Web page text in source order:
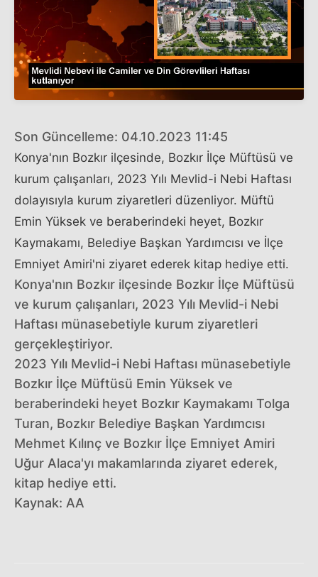
Son Güncelleme: 04.10.2023 11:45
Konya'nın Bozkır ilçesinde, Bozkır İlçe Müftüsü ve
kurum çalışanları, 2023 Yılı Mevlid-i Nebi Haftası
dolayısıyla kurum ziyaretleri düzenliyor. Müftü
Emin Yüksek ve beraberindeki heyet, Bozkır
Kaymakamı, Belediye Başkan Yardımcısı ve İlçe
Emniyet Amiri'ni ziyaret ederek kitap hediye etti.
Konya'nın Bozkır ilçesinde Bozkır İlçe Müftüsü
ve kurum çalışanları, 2023 Yılı Mevlid-i Nebi
Haftası münasebetiyle kurum ziyaretleri
gerçekleştiriyor.
2023 Yılı Mevlid-i Nebi Haftası münasebetiyle
Bozkır İlçe Müftüsü Emin Yüksek ve
beraberindeki heyet Bozkır Kaymakamı Tolga
Turan, Bozkır Belediye Başkan Yardımcısı
Mehmet Kılınç ve Bozkır İlçe Emniyet Amiri
Uğur Alaca'yı makamlarında ziyaret ederek,
kitap hediye etti.
Kaynak: AA